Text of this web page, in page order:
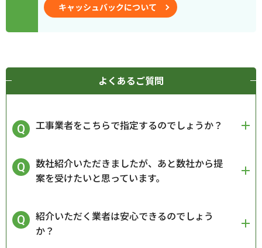
キャッシュバックについて
よくあるご質問
工事業者をこちらで指定するのでしょうか？
数社紹介いただきましたが、あと数社から提
案を受けたいと思っています。
紹介いただく業者は安心できるのでしょう
か？